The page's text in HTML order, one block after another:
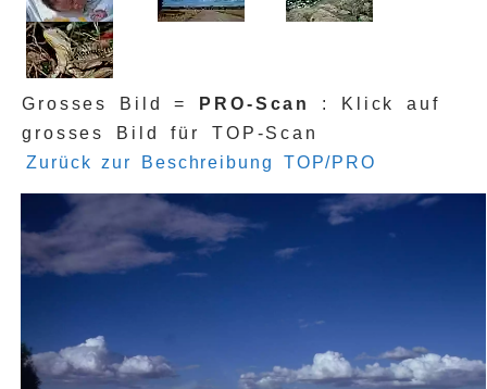
Grosses Bild = PRO-Scan : Klick auf
grosses Bild für TOP-Scan
Zurück zur Beschreibung TOP/PRO